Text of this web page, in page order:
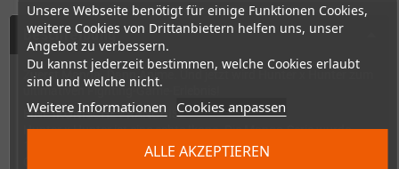
Unsere Webseite benötigt für einige Funktionen Cookies,
weitere Cookies von Drittanbietern helfen uns, unser
Angebot zu verbessern.
Du kannst jederzeit bestimmen, welche Cookies erlaubt
sind und welche nicht.
Weitere Informationen Cookies anpassen
ALLE AKZEPTIEREN
Beschreibung
Zuerst Manga. Dann Anime. Und jetzt wird Hunter x Hunter zum
ultimativen Fighting-Game-Erlebnis!
EINE IKONISCHE FRANCHISE
Hunter x Hunter ist eine echte Ikone. Die Manga-Serie wurde
1998 von Yoshihiro Togashi erschaffen und erzählt die